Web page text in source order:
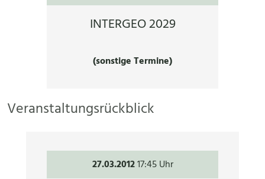
INTERGEO 2029
(sonstige Termine)
Veranstaltungsrückblick
27.03.201217:45 Uhr